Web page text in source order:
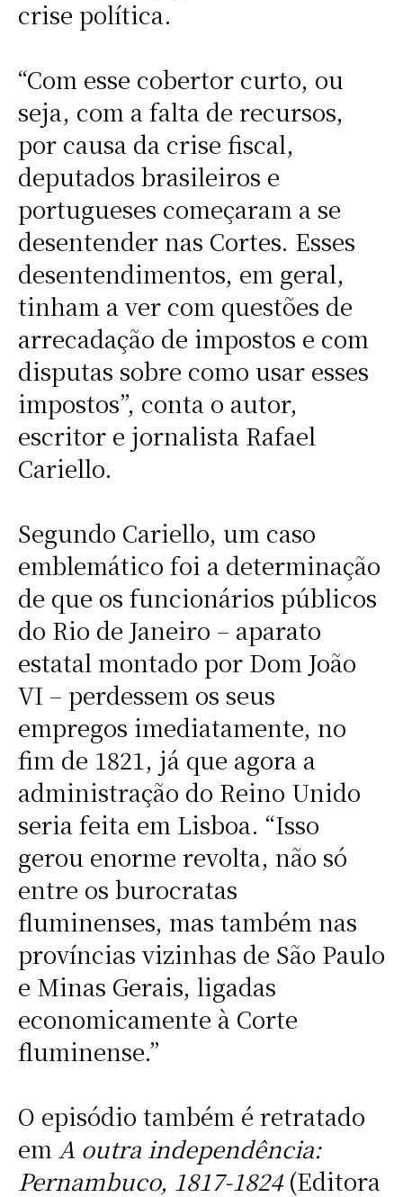
crise política.
“Com esse cobertor curto, ou
seja, com a falta de recursos,
por causa da crise fiscal,
deputados brasileiros e
portugueses começaram a se
desentender nas Cortes. Esses
desentendimentos, em geral,
tinham a ver com questões de
arrecadação de impostos e com
disputas sobre como usar esses
impostos”, conta o autor,
escritor e jornalista Rafael
Cariello.
Segundo Cariello, um caso
emblemático foi a determinação
de que os funcionários públicos
do Rio de Janeiro – aparato
estatal montado por Dom João
VI – perdessem os seus
empregos imediatamente, no
fim de 1821, já que agora a
administração do Reino Unido
seria feita em Lisboa. “Isso
gerou enorme revolta, não só
entre os burocratas
fluminenses, mas também nas
províncias vizinhas de São Paulo
e Minas Gerais, ligadas
economicamente à Corte
fluminense.”
O episódio também é retratado
emA outra independência:
Pernambuco, 1817-1824(Editora